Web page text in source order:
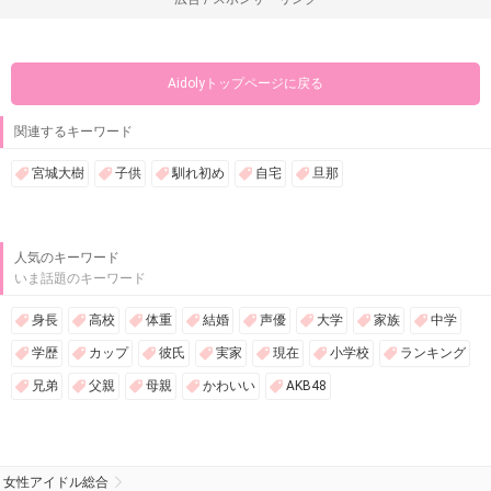
Aidolyトップページに戻る
関連するキーワード
宮城大樹 子供 馴れ初め 自宅 旦那
人気のキーワード
いま話題のキーワード
身長 高校 体重 結婚 声優 大学 家族 中学
学歴 カップ 彼氏 実家 現在 小学校 ランキング
兄弟 父親 母親 かわいい AKB48
女性アイドル総合